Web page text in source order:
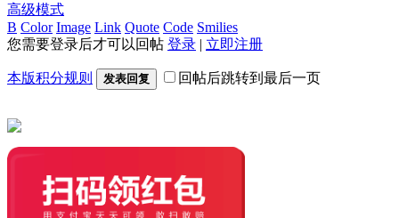
高级模式
B Color Image Link Quote Code Smilies
您需要登录后才可以回帖 登录 | 立即注册
本版积分规则 发表回复 回帖后跳转到最后一页